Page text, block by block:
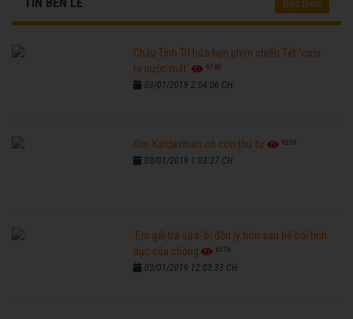
TIN BÊN LỀ Đọc thêm
Châu Tinh Trì hứa hẹn phim chiếu Tết 'cười
ra nước mắt'
6760
03/01/2019 2:04:06 CH
Kim Kardashian có con thứ tư 6259
03/01/2019 1:03:37 CH
'Em gái trà sữa' bị đồn ly hôn sau bê bối tình
dục của chồng
6578
03/01/2019 12:03:33 CH